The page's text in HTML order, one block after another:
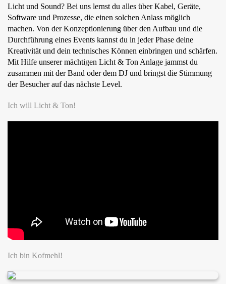
Licht und Sound? Bei uns lernst du alles über Kabel, Geräte,
Software und Prozesse, die einen solchen Anlass möglich
machen. Von der Konzeptionierung über den Aufbau und die
Durchführung eines Events kannst du in jeder Phase deine
Kreativität und dein technisches Können einbringen und schärfen.
Mit Hilfe unserer mächtigen Licht & Ton Anlage jammst du
zusammen mit der Band oder dem DJ und bringst die Stimmung
der Besucher auf das nächste Level.
Ich will Licht & Ton!
Ich bin Kofmehl!